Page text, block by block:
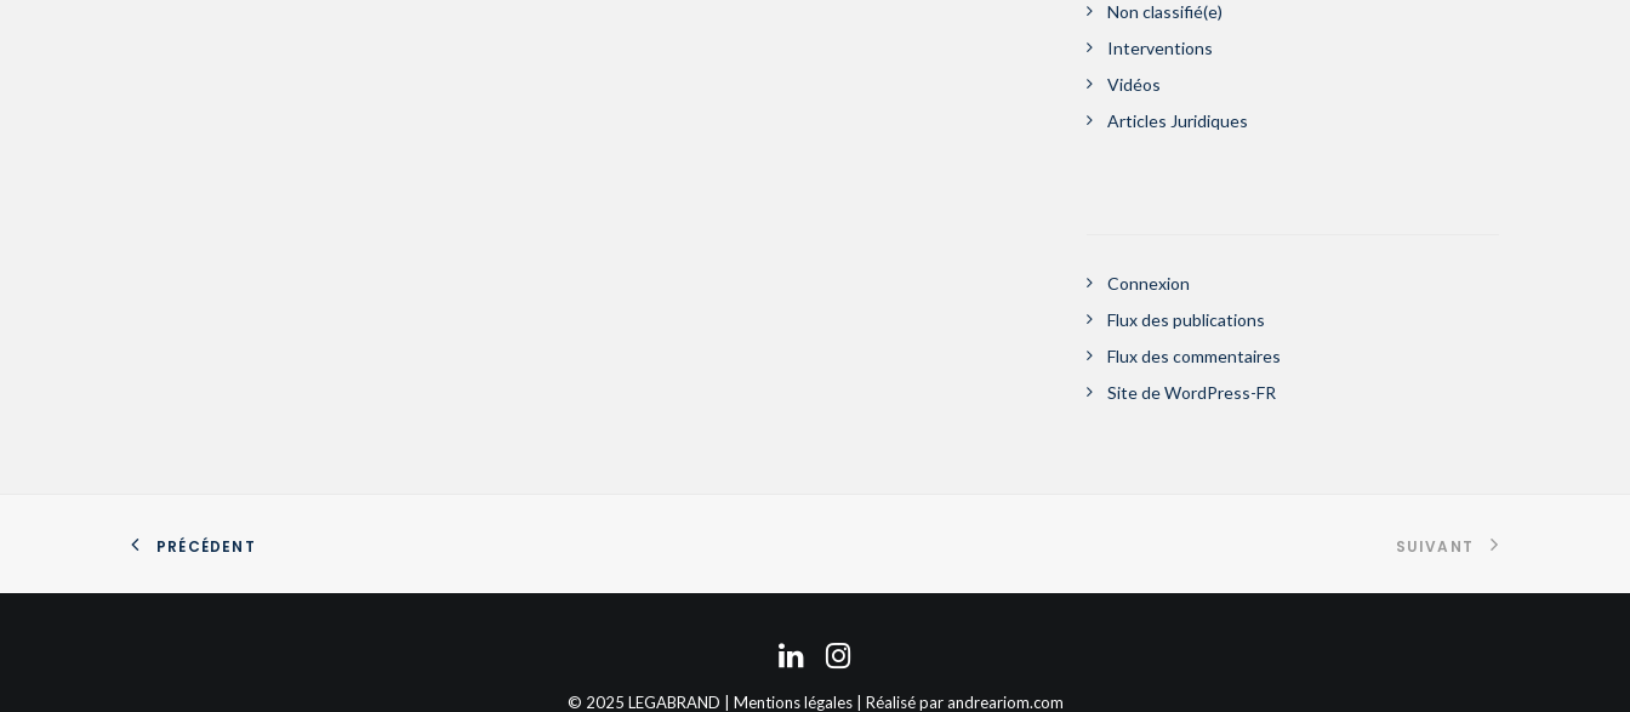
Non classifié(e)
Interventions
Vidéos
Articles Juridiques
Connexion
Flux des publications
Flux des commentaires
Site de WordPress-FR
PRÉCÉDENT SUIVANT
© 2025 LEGABRAND | Mentions légales| Réalisé parandreariom.com